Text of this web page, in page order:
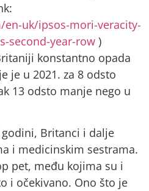
uk/ipsos-mori-veracity-
second-year-row )
konstantno opada
je u 2021. za 8 odsto
13 odsto manje nego u
Britanci i dalje
i medicinskim sestrama.
pet, među kojima su i
i očekivano. Ono što je